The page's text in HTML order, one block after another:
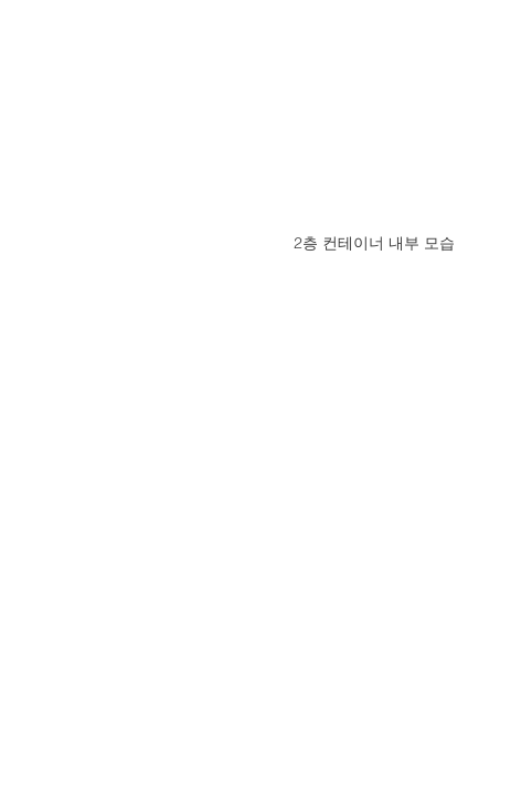
2층 컨테이너 내부 모습